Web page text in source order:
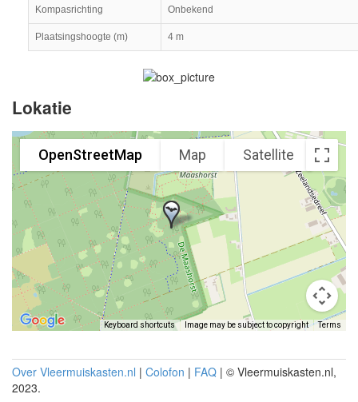
Kompasrichting Onbekend
Plaatsingshoogte (m) 4 m
Lokatie
OpenStreetMap Map Satellite
Keyboard shortcuts Image may be subject to copyright Terms
Over Vleermuiskasten.nl | Colofon | FAQ | © Vleermuiskasten.nl,
2023.